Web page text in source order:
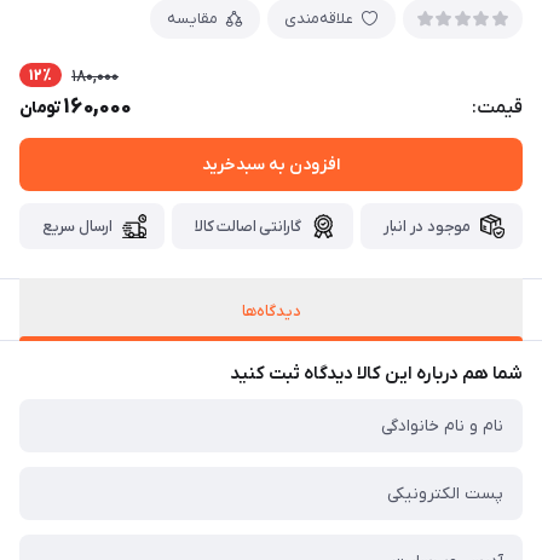
علاقه‌مندی مقایسه
قیمت:
180,000 12٪
160,000تومان
افزودن به سبدخرید
موجود در انبار گارانتی اصالت کالا ارسال سریع
دیدگاه‌ها
شما هم درباره این کالا دیدگاه ثبت کنید